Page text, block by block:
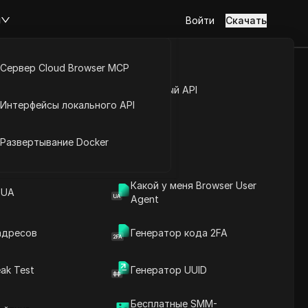
Открытый API
Какой у меня Browser User
Agent
Генератор кода 2FA
Test Генератор UUID
Бесплатные SMM-
Сервер Cloud Browser MCP
Интерфейсы локального API
Развертывание Docker
Войти Скачать
Германия